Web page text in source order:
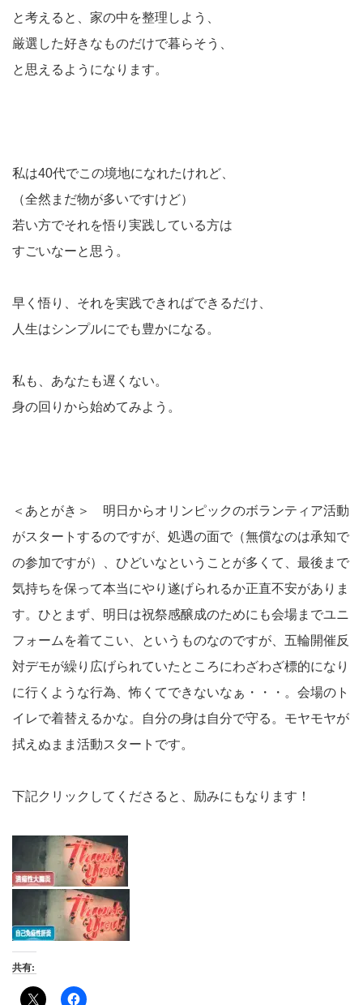
と考えると、家の中を整理しよう、
厳選した好きなものだけで暮らそう、
と思えるようになります。
私は40代でこの境地になれたけれど、
（全然まだ物が多いですけど）
若い方でそれを悟り実践している方は
すごいなーと思う。
早く悟り、それを実践できればできるだけ、
人生はシンプルにでも豊かになる。
私も、あなたも遅くない。
身の回りから始めてみよう。
＜あとがき＞ 明日からオリンピックのボランティア活動
がスタートするのですが、処遇の面で（無償なのは承知で
の参加ですが）、ひどいなということが多くて、最後まで
気持ちを保って本当にやり遂げられるか正直不安がありま
す。ひとまず、明日は祝祭感醸成のためにも会場までユニ
フォームを着てこい、というものなのですが、五輪開催反
対デモが繰り広げられていたところにわざわざ標的になり
に行くような行為、怖くてできないなぁ・・・。会場のト
イレで着替えるかな。自分の身は自分で守る。モヤモヤが
拭えぬまま活動スタートです。
下記クリックしてくださると、励みにもなります！
共有: